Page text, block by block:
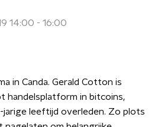
14:00 - 16:00
in Canda. Gerald Cotton is
handelsplatform in bitcoins,
jarige leeftijd overleden. Zo plots